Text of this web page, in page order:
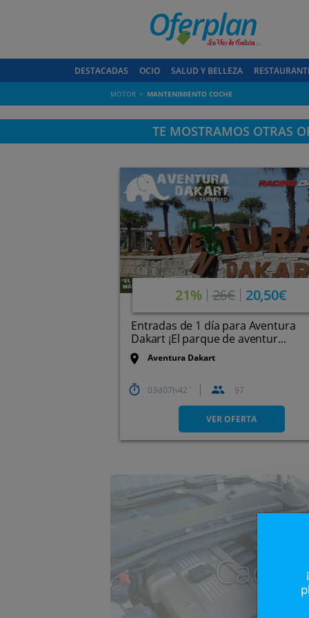
DESTACADAS OCIO SALUD Y BELLEZA
MOTOR MANTENIMIENTO COCHE
TE MOSTRAMOS OTRAS
21% 26€ 20,50€
Entradas de 1 día para Aventura
Dakart ¡El parque de aventur...
Aventura Dakart
Sanxenxo
03 07 42 97
VER OFERTA